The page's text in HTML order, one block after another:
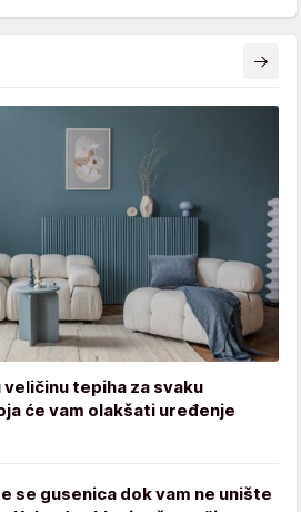
tepiha za svaku
će vam olakšati uređenje
se gusenica dok vam ne unište